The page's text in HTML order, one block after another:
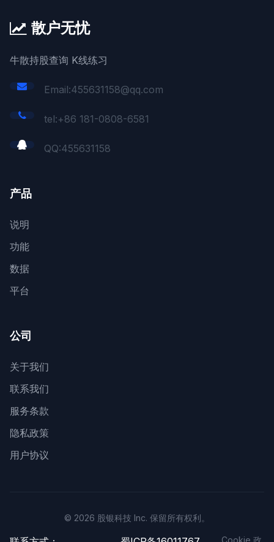
散户无忧
牛散持股查询 K线练习
Email:455631158@qq.com
tel:+86 181-0808-6581
QQ:455631158
产品
说明
功能
数据
平台
公司
关于我们
联系我们
服务条款
隐私政策
用户协议
© 2026 股银科技 Inc. 保留所有权利。
Cookie 政